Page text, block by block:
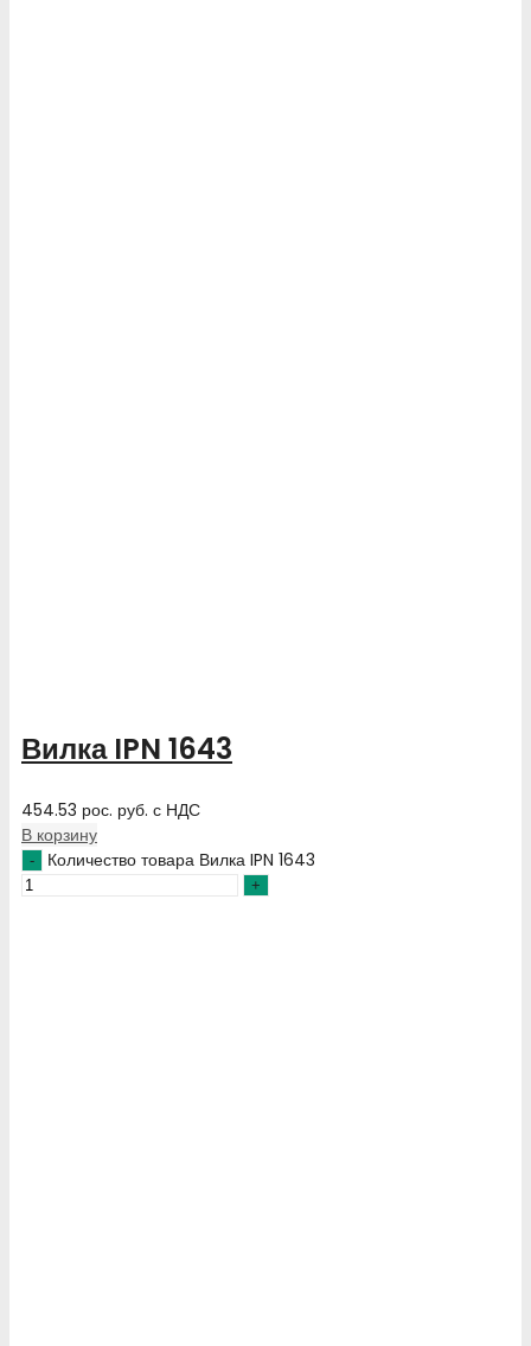
Вилка IPN 1643
454.53 рос. руб. с НДС
В корзину
Количество товара Вилка IPN 1643